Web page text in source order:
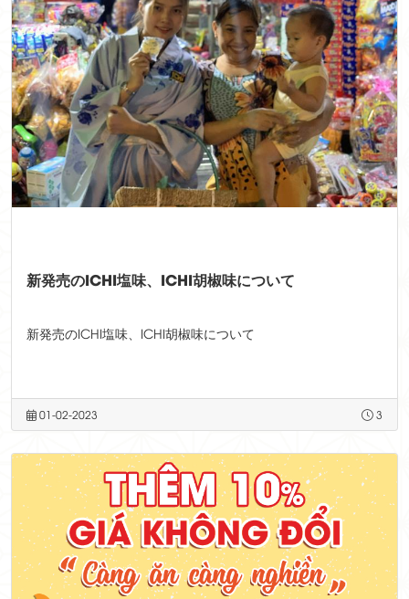
新発売のICHI塩味、ICHI胡椒味について
新発売のICHI塩味、ICHI胡椒味について
01-02-2023 3